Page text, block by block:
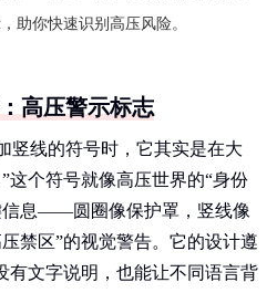
助你快速识别高压风险。
高压警示标志
竖线的符号时，它其实是在大
这个符号就像高压世界的“身份
信息——圆圈像保护罩，竖线像
禁区”的视觉警告。它的设计遵
有文字说明，也能让不同语言背